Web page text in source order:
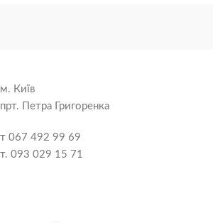
м. Київ
прт. Петра Григоренка
т 067 492 99 69
т. 093 029 15 71